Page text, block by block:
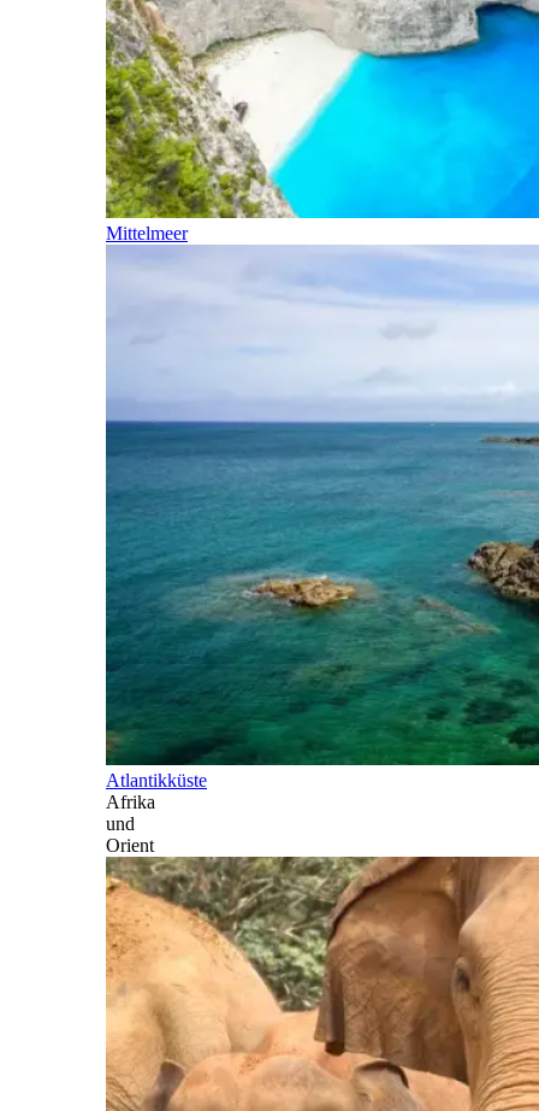
Mittelmeer
Atlantikküste
Afrika
und
Orient